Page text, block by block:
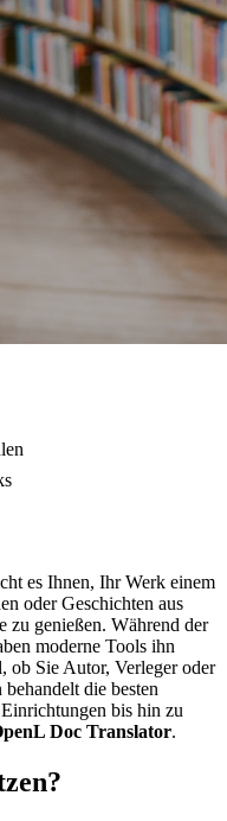
es Ihnen, Ihr Werk einem
oder Geschichten aus
zu genießen. Während der
moderne Tools ihn
ob Sie Autor, Verleger oder
die besten
bis hin zu
Doc Translator.